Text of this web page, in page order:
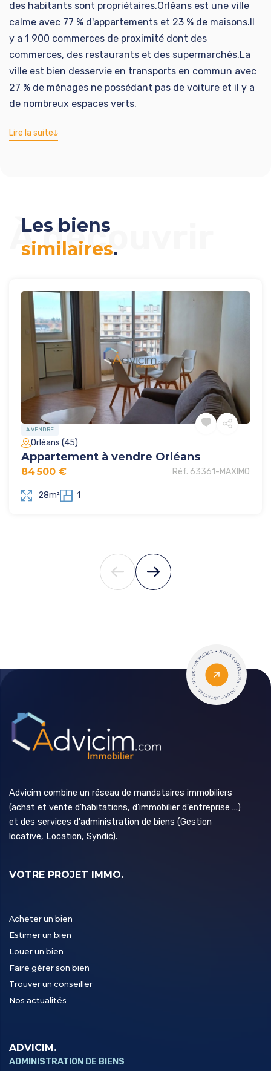
des habitants sont propriétaires.Orléans est une ville
calme avec 77 % d'appartements et 23 % de maisons.Il
y a 1 900 commerces de proximité dont des
commerces, des restaurants et des supermarchés.La
ville est bien desservie en transports en commun avec
27 % de ménages ne possédant pas de voiture et il y a
de nombreux espaces verts.
Lire la suite
À découvrir
Les biens
similaires.
A VENDRE
Réf. 63361-MAXIMO
Orléans (45)
Appartement à vendre Orléans
28m² 1
84 500 €
Advicim combine un réseau de mandataires immobiliers
(achat et vente d'habitations, d'immobilier d'entreprise ...)
et des services d'administration de biens (Gestion
locative, Location, Syndic).
VOTRE PROJET IMMO.
Acheter un bien
Estimer un bien
Louer un bien
Faire gérer son bien
Trouver un conseiller
Nos actualités
ADVICIM.
ADMINISTRATION DE BIENS